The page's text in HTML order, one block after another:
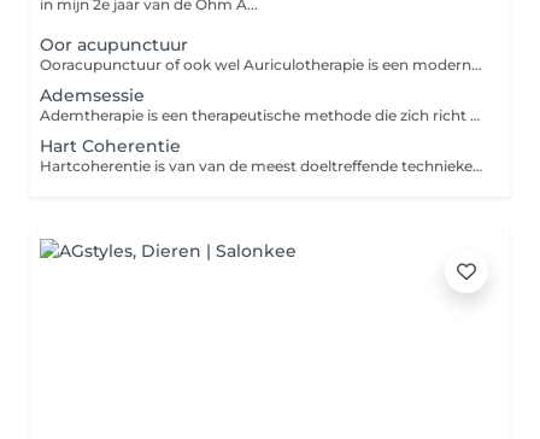
in mijn 2e jaar van de Ohm A...
Oor acupunctuur
Ooracupunctuur of ook wel Auriculotherapie is een moderne westerse manier van acupunctuur en bestaat uit het aanbieden van prikkels aan het oor om het zelfregulerende of zelf genezende vermogen van het lichaam te bevorderen. Tijdens de behandeling worden fijne naaldjes, bolletjes of magneetjes in uw oren geplaats. Deze behandeling wordt als pijnloos ervaren. Ooracupunctuur kan worden ingezet voor een breed scala aan klachten en is bijzonder effectief gebleken bij het reduceren van pijnklachten. Een kort overzicht van behandelbare klachten: Hoofdpijn (spanningshoofdpijn, migraine) / Burn-out en andere stress gerelateerde klachten / Overgangsklachten Vermoeidheidklachten / Nek- en schouderklachten / Tenniselleboog / golferselleboog / Rugklachten Heupklachten / Knieklachten / Sportblessures / Eczeem / Allergie / hooikoorts / Maag- en darmklachten / Ondersteuning bij afvallen / Ondersteuning bij stoppen met roken.
Ademsessie
Ademtherapie is een therapeutische methode die zich richt op bewust en correct ademhalen. Bij langdurige stress raakt je ademhaling langzaam ontregeld. Op een bijna onmerkbare manier begin je steeds oppervlakkiger en minder efficiënt te ademen. Dit kost je lichaam onnodig veel energie en kan voor verschillende spanningsklachten. Tijdens een ademsessie leer je je eigen adempatronen herkennen en hoe je op een juiste manier gebruik maakt van verschillende ademhalingsgebieden. Je leert stresssignalen van je lichaam herkennen. Het is een therapievorm die vaak wordt aangewend als ontspanningstherapie. Je leert je te ontspannen, rustig te blijven in stressvolle situaties en je emoties los te laten.
Hart Coherentie
Hartcoherentie is van van de meest doeltreffende technieken voor het beheersen van stress en emoties. De methode is gebaseerd op een eenvoudig en effectief fysiologisch principe: door op een bepaalde manier te ademen, synchroniseren je ademhalingsritme en je hartslag. De sessie bestaat uit praktische oefeningen die zijn bedoeld om zelfstandig toe te passen, zodat je van hartcoherentie een instrument maakt dat je zal vergezellen in veel situaties in je leven. Basistechnieken ademhaling, stress controle, concentratie verbetering, zelfvertrouwen verbeteren, hartcoherentie oefeningen voor kinderen.